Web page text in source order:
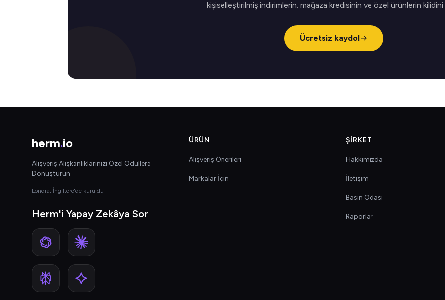
kişiselleştirilmiş indirimlerin, mağaza kredisinin ve özel ürünlerin kilidini
Ücretsiz kaydol
herm.io
Alışveriş Alışkanlıklarınızı Özel Ödüllere
Dönüştürün
Londra, İngiltere'de kuruldu
Herm'i Yapay Zekâya Sor
ÜRÜN
Alışveriş Önerileri
Markalar İçin
ŞIRKET
Hakkımızda
İletişim
Basın Odası
Raporlar